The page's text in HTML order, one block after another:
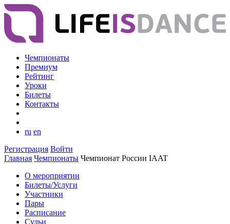
Чемпионаты
Премиум
Рейтинг
Уроки
Билеты
Контакты
ru en
Регистрация Войти
Главная Чемпионаты Чемпионат России IAAT
О мероприятии
Билеты/Услуги
Участники
Пары
Расписание
Судьи